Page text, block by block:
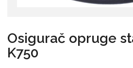
Osigurač opruge
K750